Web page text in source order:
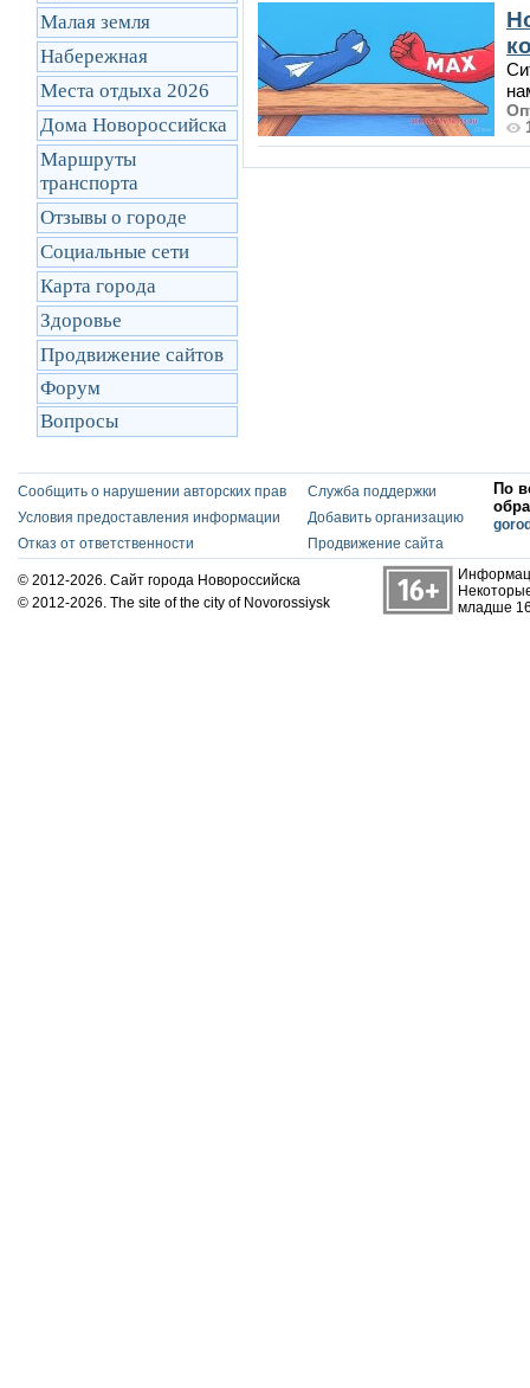
Малая земля
Набережная
Места отдыха 2026
Дома Новороссийска
Маршруты
транcпорта
Отзывы о городе
Социальные сети
Карта города
Здоровье
Продвижение сайтов
Форум
Вопросы
Сообщить о нарушении авторских прав
Условия предоставления информации
Отказ от ответственности
Служба поддержки
Добавить организацию
Продвижение сайта
По
© 2012-2026. Сайт города Новороссийска
© 2012-2026. The site of the city of Novorossiysk
младше